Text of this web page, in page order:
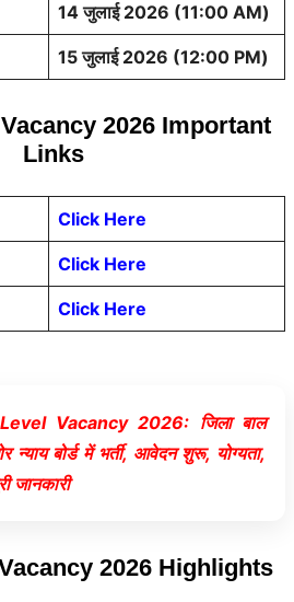
14 जुलाई 2026 (11:00 AM)
15 जुलाई 2026 (12:00 PM)
2026 Important
Links
Click Here
Click Here
Click Here
Vacancy 2026: जिला बाल
न्याय बोर्ड में भर्ती, आवेदन शुरू, योग्यता,
जानकारी
2026 Highlights